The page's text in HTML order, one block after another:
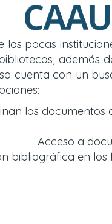
las pocas
cuenta con un
los
Acceso a
bibliográfica en